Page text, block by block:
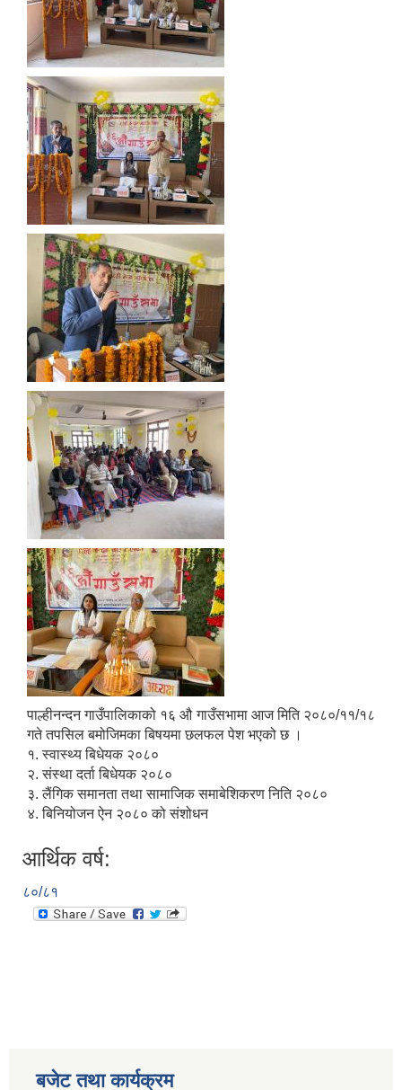
पाल्हीनन्दन गाउँपालिकाको १६ औ गाउँसभामा आज मिति २०८०/११/१८
गते तपसिल बमोजिमका बिषयमा छलफल पेश भएको छ ।
१. स्वास्थ्य बिधेयक २०८०
२. संस्था दर्ता बिधेयक २०८०
३. लैंगिक समानता तथा सामाजिक समाबेशिकरण निति २०८०
४. बिनियोजन ऐन २०८० को संशोधन
आर्थिक वर्ष:
८०/८१
बजेट तथा कार्यक्रम